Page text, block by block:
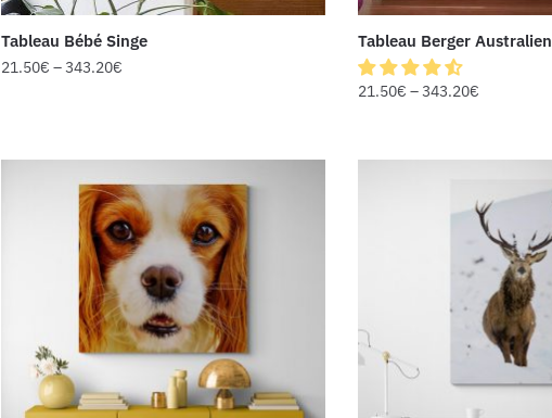
Tableau Bébé Singe
21.50€ –343.20€
Tableau Berger Australien
21.50€ –343.20€